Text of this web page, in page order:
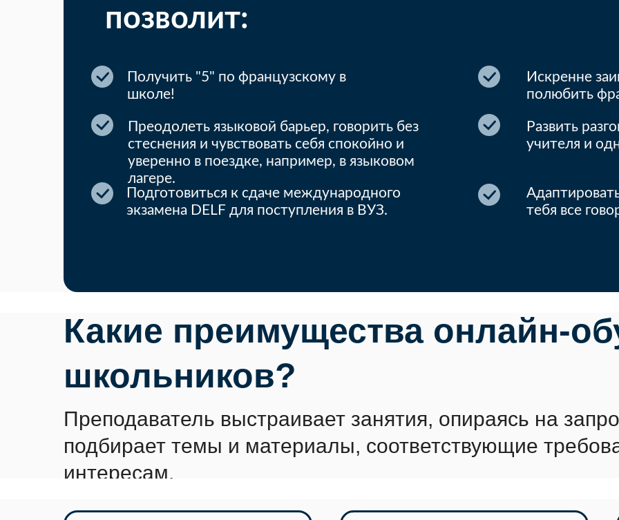
Получить "5" по французскому в
школе!
Искренне
полюбить
позволит:
Преодолеть языковой барьер, говорить без
стеснения и чувствовать себя спокойно и
уверенно в поездке, например, в языковом
лагере.
Подготовиться к сдаче международного
экзамена DELF для поступления в ВУЗ.
Развить
учителя и
тебя все
Какие преимущества онлайн-
школьников?
Преподаватель выстраивает занятия, опираясь на
подбирает темы и материалы, соответствующие
интересам.